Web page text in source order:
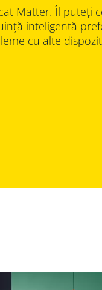
Matter. Îl puteți
inteligentă
cu alte